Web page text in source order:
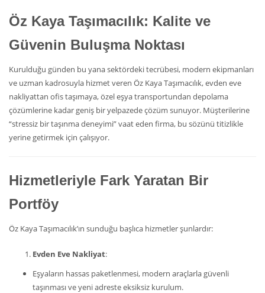
Öz Kaya Taşımacılık: Kalite ve
Güvenin Buluşma Noktası
Kurulduğu günden bu yana sektördeki tecrübesi, modern ekipmanları
ve uzman kadrosuyla hizmet veren Öz Kaya Taşımacılık, evden eve
nakliyattan ofis taşımaya, özel eşya transportundan depolama
çözümlerine kadar geniş bir yelpazede çözüm sunuyor. Müşterilerine
“stressiz bir taşınma deneyimi” vaat eden firma, bu sözünü titizlikle
yerine getirmek için çalışıyor.
Hizmetleriyle Fark Yaratan Bir
Portföy
Öz Kaya Taşımacılık’ın sunduğu başlıca hizmetler şunlardır:
Evden Eve Nakliyat:
Eşyaların hassas paketlenmesi, modern araçlarla güvenli
taşınması ve yeni adreste eksiksiz kurulum.